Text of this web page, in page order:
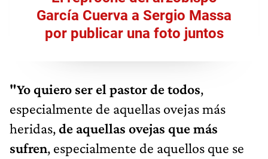
García Cuerva a Sergio Massa
por publicar una foto juntos
"Yo quiero ser el pastor de todos,
especialmente de aquellas ovejas más
heridas,de aquellas ovejas que más
sufren, especialmente de aquellos que se